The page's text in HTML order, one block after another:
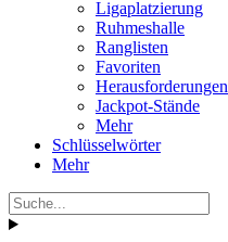
Ligaplatzierung
Ruhmeshalle
Ranglisten
Favoriten
Herausforderungen
Jackpot-Stände
Mehr
Schlüsselwörter
Mehr